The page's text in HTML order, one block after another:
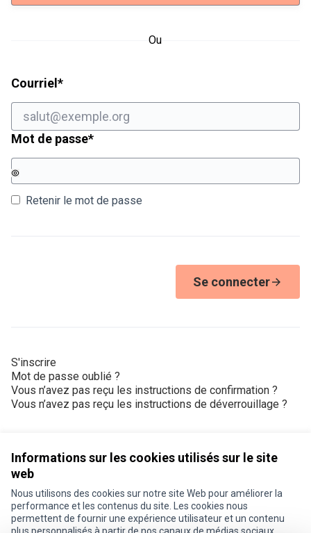
Informations sur les cookies utilisés sur le site
web
Nous utilisons des cookies sur notre site Web pour améliorer la
performance et les contenus du site. Les cookies nous
permettent de fournir une expérience utilisateur et un contenu
Ou
Courriel *Champ obligatoire
Mot de passe*Champ obligatoire
Retenir le mot de passe
Se connecter
S'inscrire
Mot de passe oublié ?
Vous n’avez pas reçu les instructions de confirmation ?
Vous n’avez pas reçu les instructions de déverrouillage ?
Conditions d'utilisation
Paramètres des cookies
Je participe ! sur X
Je participe ! sur Facebook
Je participe ! sur Instagram